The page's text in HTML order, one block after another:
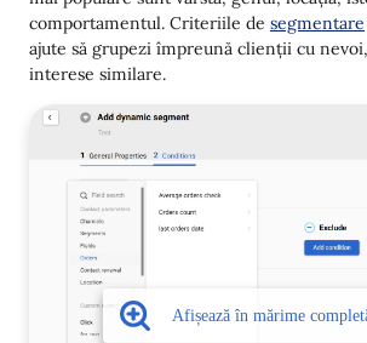
comportamentul. Criteriile de segmentare
ajute să grupezi împreună clienții cu
interese similare.